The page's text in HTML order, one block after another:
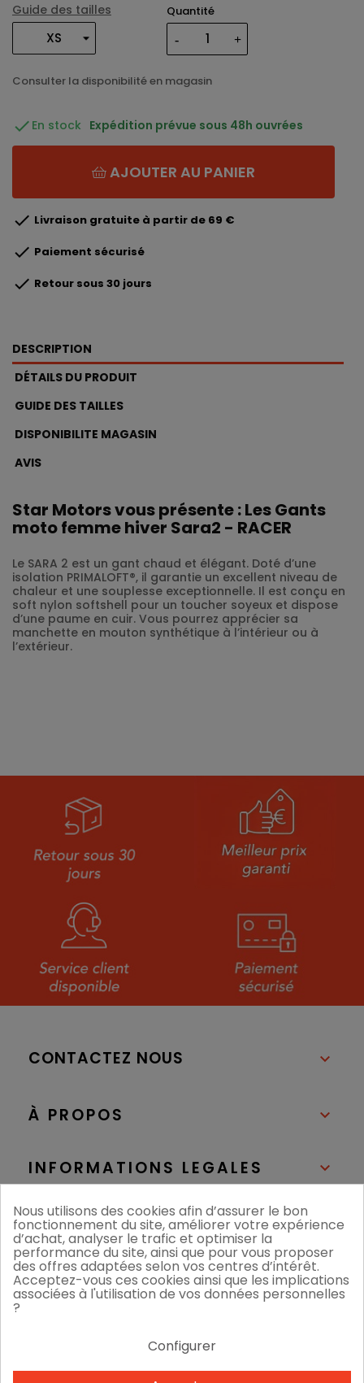
Guide des tailles Quantité
Consulter la disponibilité en magasin
 En stock Expédition prévue sous 48h ouvrées
AJOUTER AU PANIER
 Livraison gratuite à partir de 69 €
 Paiement sécurisé
 Retour sous 30 jours
DESCRIPTION
DÉTAILS DU PRODUIT
GUIDE DES TAILLES
DISPONIBILITE MAGASIN
AVIS
Star Motors vous présente : Les Gants
moto femme hiver Sara2 - RACER
Le SARA 2 est un gant chaud et élégant. Doté d’une
isolation PRIMALOFT®, il garantie un excellent niveau de
chaleur et une souplesse exceptionnelle. Il est conçu en
soft nylon softshell pour un toucher soyeux et dispose
d’une paume en cuir. Vous pourrez apprécier sa
manchette en mouton synthétique à l’intérieur ou à
l’extérieur.
CONTACTEZ NOUS 
À PROPOS 
INFORMATIONS LEGALES 
NOS BOUTIQUES 
Nous acceptons
Nous utilisons des cookies afin d’assurer le bon
fonctionnement du site, améliorer votre expérience
d’achat, analyser le trafic et optimiser la
performance du site, ainsi que pour vous proposer
des offres adaptées selon vos centres d’intérêt.
Acceptez-vous ces cookies ainsi que les implications
associées à l'utilisation de vos données personnelles
?
Configurer